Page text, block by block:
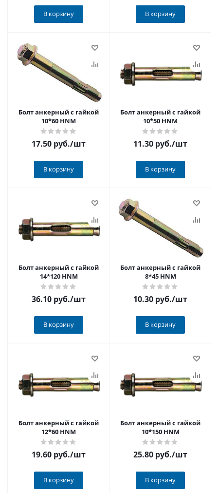
В корзину В корзину
Болт анкерный с гайкой
10*60 HNM
17.50 руб./шт
В корзину
Болт анкерный с гайкой
10*50 HNM
11.30 руб./шт
В корзину
Болт анкерный с гайкой
14*120 HNM
36.10 руб./шт
В корзину
Болт анкерный с гайкой
8*45 HNM
10.30 руб./шт
В корзину
Болт анкерный с гайкой
12*60 HNM
19.60 руб./шт
В корзину
Болт анкерный с гайкой
10*150 HNM
25.80 руб./шт
В корзину